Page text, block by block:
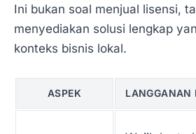
Ini bukan soal menjual lisensi,
menyediakan solusi lengkap
konteks bisnis lokal.
ASPEK LANGGANAN